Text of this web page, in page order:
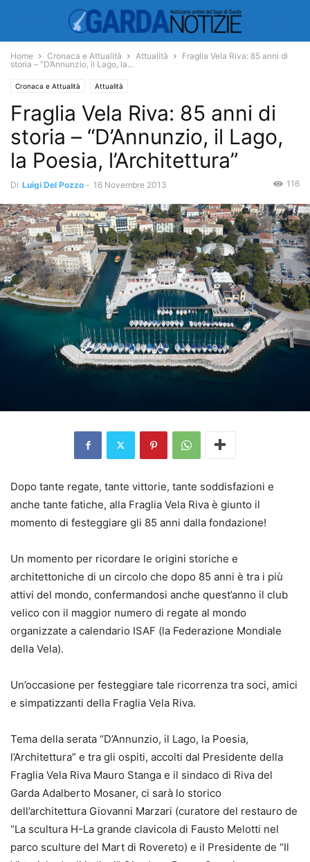
Home Cronaca e Attualità Attualità
Fraglia Vela Riva: 85 anni di
storia – “D’Annunzio, il Lago, la...
Cronaca e Attualità Attualità
Fraglia Vela Riva: 85 anni di
storia – “D’Annunzio, il Lago,
la Poesia, l’Architettura”
Di Luigi Del Pozzo - 16 Novembre 2013 116
Dopo tante regate, tante vittorie, tante soddisfazioni e
anche tante fatiche, alla Fraglia Vela Riva è giunto il
momento di festeggiare gli 85 anni dalla fondazione!
Un momento per ricordare le origini storiche e
architettoniche di un circolo che dopo 85 anni è tra i più
attivi del mondo, confermandosi anche quest’anno il club
velico con il maggior numero di regate al mondo
organizzate a calendario ISAF (la Federazione Mondiale
della Vela).
Un’occasione per festeggiare tale ricorrenza tra soci, amici
e simpatizzanti della Fraglia Vela Riva.
Tema della serata “D’Annunzio, il Lago, la Poesia,
l’Architettura” e tra gli ospiti, accolti dal Presidente della
Fraglia Vela Riva Mauro Stanga e il sindaco di Riva del
Garda Adalberto Mosaner, ci sarà lo storico
dell’architettura Giovanni Marzari (curatore del restauro de
“La scultura H-La grande clavicola di Fausto Melotti nel
parco sculture del Mart di Rovereto) e il Presidente de “Il